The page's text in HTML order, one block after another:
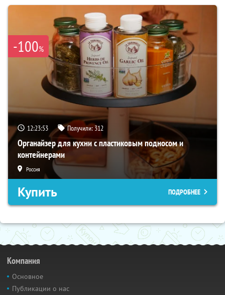
-100%
12:23:52 Получили: 312
Органайзер для кухни с пластиковым подносом и
контейнерами
Россия
Купить ПОДРОБНЕЕ
Компания
Основное
Публикации о нас